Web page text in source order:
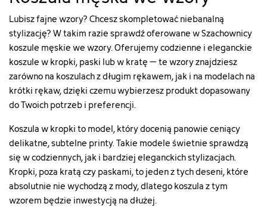
Lubisz fajne wzory? Chcesz skompletować niebanalną
stylizację? W takim razie sprawdź oferowane w Szachownicy
koszule męskie we wzory. Oferujemy codzienne i eleganckie
koszule w kropki, paski lub w kratę – te wzory znajdziesz
zarówno na koszulach z długim rękawem, jak i na modelach na
krótki rękaw, dzięki czemu wybierzesz produkt dopasowany
do Twoich potrzeb i preferencji.
Koszula w kropki to model, który docenią panowie ceniący
delikatne, subtelne printy. Takie modele świetnie sprawdzą
się w codziennych, jak i bardziej eleganckich stylizacjach.
Kropki, poza kratą czy paskami, to jeden z tych deseni, które
absolutnie nie wychodzą z mody, dlatego koszula z tym
wzorem będzie inwestycją na dłużej.